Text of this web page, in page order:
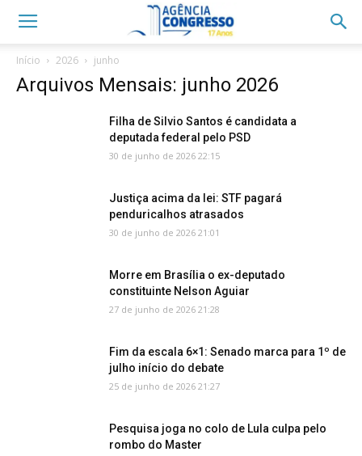
Início 2026 junho
Arquivos Mensais: junho 2026
Filha de Silvio Santos é candidata a
deputada federal pelo PSD
30 de junho de 2026 22:15
Justiça acima da lei: STF pagará
penduricalhos atrasados
30 de junho de 2026 21:01
Morre em Brasília o ex-deputado
constituinte Nelson Aguiar
27 de junho de 2026 21:28
Fim da escala 6×1: Senado marca para 1º de
julho início do debate
25 de junho de 2026 21:27
Pesquisa joga no colo de Lula culpa pelo
rombo do Master